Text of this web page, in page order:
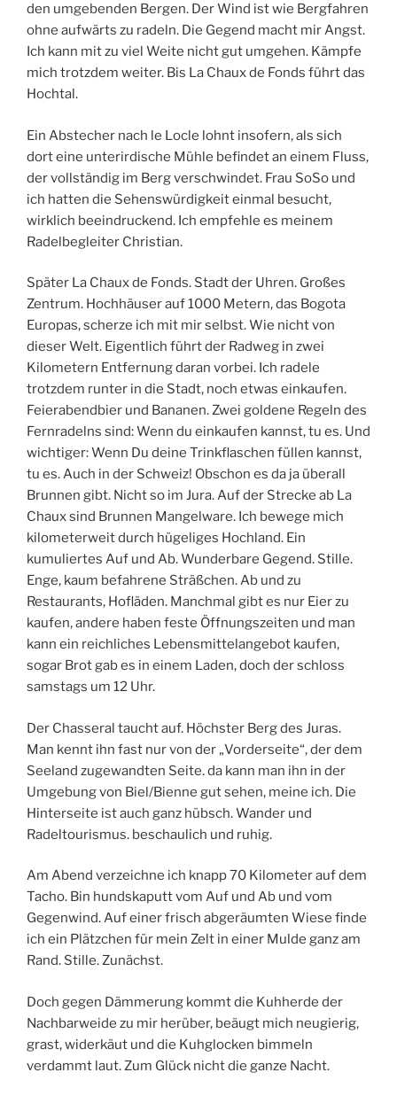
den umgebenden Bergen. Der Wind ist wie Bergfahren
ohne aufwärts zu radeln. Die Gegend macht mir Angst.
Ich kann mit zu viel Weite nicht gut umgehen. Kämpfe
mich trotzdem weiter. Bis La Chaux de Fonds führt das
Hochtal.
Ein Abstecher nach le Locle lohnt insofern, als sich
dort eine unterirdische Mühle befindet an einem Fluss,
der vollständig im Berg verschwindet. Frau SoSo und
ich hatten die Sehenswürdigkeit einmal besucht,
wirklich beeindruckend. Ich empfehle es meinem
Radelbegleiter Christian.
Später La Chaux de Fonds. Stadt der Uhren. Großes
Zentrum. Hochhäuser auf 1000 Metern, das Bogota
Europas, scherze ich mit mir selbst. Wie nicht von
dieser Welt. Eigentlich führt der Radweg in zwei
Kilometern Entfernung daran vorbei. Ich radele
trotzdem runter in die Stadt, noch etwas einkaufen.
Feierabendbier und Bananen. Zwei goldene Regeln des
Fernradelns sind: Wenn du einkaufen kannst, tu es. Und
wichtiger: Wenn Du deine Trinkflaschen füllen kannst,
tu es. Auch in der Schweiz! Obschon es da ja überall
Brunnen gibt. Nicht so im Jura. Auf der Strecke ab La
Chaux sind Brunnen Mangelware. Ich bewege mich
kilometerweit durch hügeliges Hochland. Ein
kumuliertes Auf und Ab. Wunderbare Gegend. Stille.
Enge, kaum befahrene Sträßchen. Ab und zu
Restaurants, Hofläden. Manchmal gibt es nur Eier zu
kaufen, andere haben feste Öffnungszeiten und man
kann ein reichliches Lebensmittelangebot kaufen,
sogar Brot gab es in einem Laden, doch der schloss
samstags um 12 Uhr.
Der Chasseral taucht auf. Höchster Berg des Juras.
Man kennt ihn fast nur von der „Vorderseite“, der dem
Seeland zugewandten Seite. da kann man ihn in der
Umgebung von Biel/Bienne gut sehen, meine ich. Die
Hinterseite ist auch ganz hübsch. Wander und
Radeltourismus. beschaulich und ruhig.
Am Abend verzeichne ich knapp 70 Kilometer auf dem
Tacho. Bin hundskaputt vom Auf und Ab und vom
Gegenwind. Auf einer frisch abgeräumten Wiese finde
ich ein Plätzchen für mein Zelt in einer Mulde ganz am
Rand. Stille. Zunächst.
Doch gegen Dämmerung kommt die Kuhherde der
Nachbarweide zu mir herüber, beäugt mich neugierig,
grast, widerkäut und die Kuhglocken bimmeln
verdammt laut. Zum Glück nicht die ganze Nacht.